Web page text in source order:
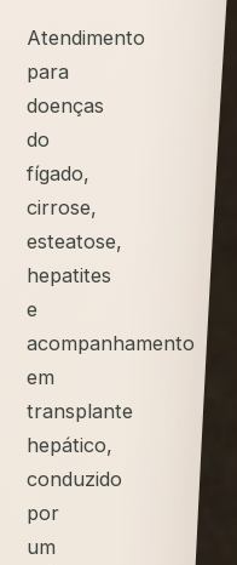
Atendimento
para
doenças
do
fígado,
cirrose,
esteatose,
hepatites
e
acompanhamento
em
transplante
hepático,
conduzido
por
um